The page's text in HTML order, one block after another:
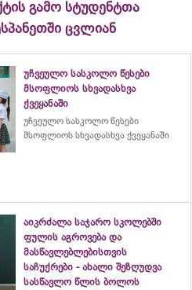
გამო სტუდენტთა
ცვლიან
უჩვეულო სასკოლო წესები
მსოფლიოს სხვადასხვა
ქვეყანაში
უჩვეულო სასკოლო წესები
მსოფლიოს სხვადასხვა ქვეყანაში
აიკრძალა საჯარო სკოლებში
ფულის აგროვება და
მასწავლებლებისთვის
საჩუქრები - ახალი შეზღუდვა
სასწავლო წლის ბოლოს